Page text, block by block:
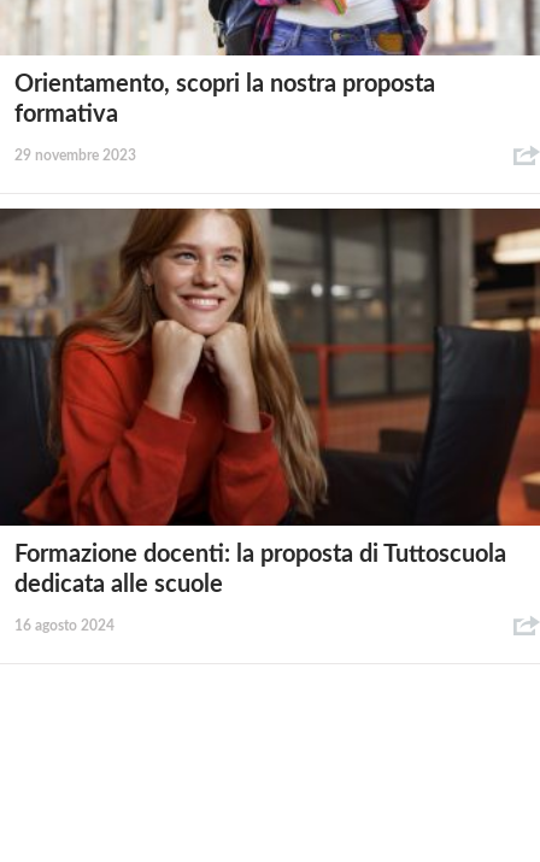
Orientamento, scopri la nostra proposta
formativa
29 novembre 2023
Formazione docenti: la proposta di Tuttoscuola
dedicata alle scuole
16 agosto 2024